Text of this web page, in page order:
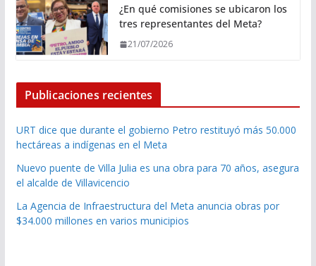
¿En qué comisiones se ubicaron los
tres representantes del Meta?
21/07/2026
Publicaciones recientes
URT dice que durante el gobierno Petro restituyó más 50.000
hectáreas a indígenas en el Meta
Nuevo puente de Villa Julia es una obra para 70 años, asegura
el alcalde de Villavicencio
La Agencia de Infraestructura del Meta anuncia obras por
$34.000 millones en varios municipios